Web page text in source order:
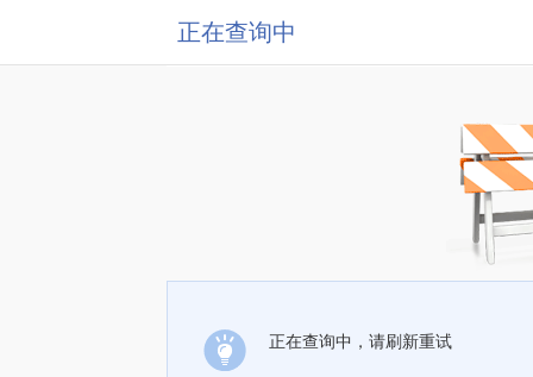
正在查询中
正在查询中，请刷新重试